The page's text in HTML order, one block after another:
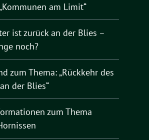
am Limit“
ist zurück an der Blies –
noch?
zum Thema: „Rückkehr des
der Blies“
zum Thema